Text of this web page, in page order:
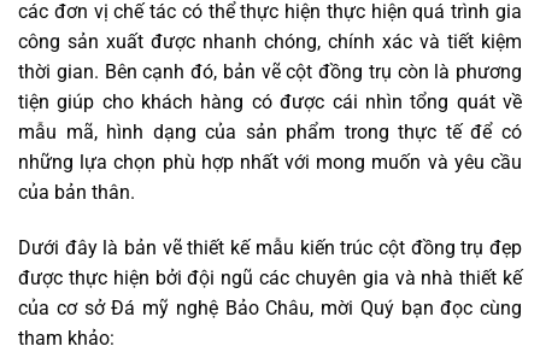
các đơn vị chế tác có thể thực hiện thực hiện quá trình gia
công sản xuất được nhanh chóng, chính xác và tiết kiệm
thời gian. Bên cạnh đó, bản vẽ cột đồng trụ còn là phương
tiện giúp cho khách hàng có được cái nhìn tổng quát về
mẫu mã, hình dạng của sản phẩm trong thực tế để có
những lựa chọn phù hợp nhất với mong muốn và yêu cầu
của bản thân.
Dưới đây là bản vẽ thiết kế mẫu kiến trúc cột đồng trụ đẹp
được thực hiện bởi đội ngũ các chuyên gia và nhà thiết kế
của cơ sở Đá mỹ nghệ Bảo Châu, mời Quý bạn đọc cùng
tham khảo: